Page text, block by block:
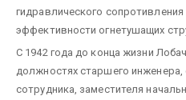
гидравлического сопротивления
эффективности огнетушащих
С 1942 года до конца жизни
должностях старшего инженера,
сотрудника, заместителя